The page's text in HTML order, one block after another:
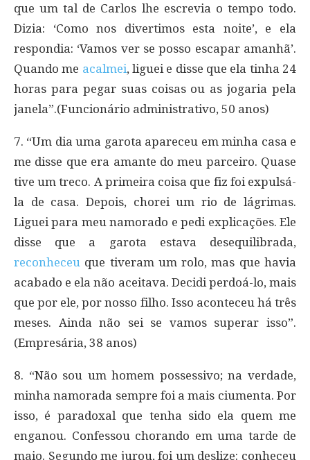
que um tal de Carlos lhe escrevia o tempo todo.
Dizia: ‘Como nos divertimos esta noite’, e ela
respondia: ‘Vamos ver se posso escapar amanhã’.
Quando me acalmei, liguei e disse que ela tinha 24
horas para pegar suas coisas ou as jogaria pela
janela”.(Funcionário administrativo, 50 anos)
7. “Um dia uma garota apareceu em minha casa e
me disse que era amante do meu parceiro. Quase
tive um treco. A primeira coisa que fiz foi expulsá-
la de casa. Depois, chorei um rio de lágrimas.
Liguei para meu namorado e pedi explicações. Ele
disse que a garota estava desequilibrada,
reconheceu que tiveram um rolo, mas que havia
acabado e ela não aceitava. Decidi perdoá-lo, mais
que por ele, por nosso filho. Isso aconteceu há três
meses. Ainda não sei se vamos superar isso”.
(Empresária, 38 anos)
8. “Não sou um homem possessivo; na verdade,
minha namorada sempre foi a mais ciumenta. Por
isso, é paradoxal que tenha sido ela quem me
enganou. Confessou chorando em uma tarde de
maio. Segundo me jurou, foi um deslize: conheceu